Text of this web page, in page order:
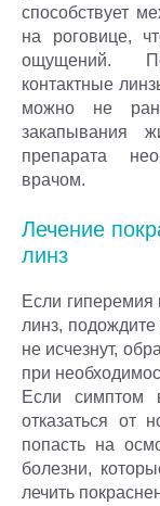
способствует
на роговице,
ощущений.
контактные
можно не
закапывания
препарата
врачом.
Лечение
линз
Если
линз,
не исчезнут,
при
Если симптом
отказаться от
попасть на
болезни,
лечить